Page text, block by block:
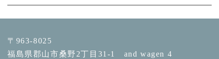
〒963-8025
福島県郡山市桑野2丁目31-1 and wagen 4